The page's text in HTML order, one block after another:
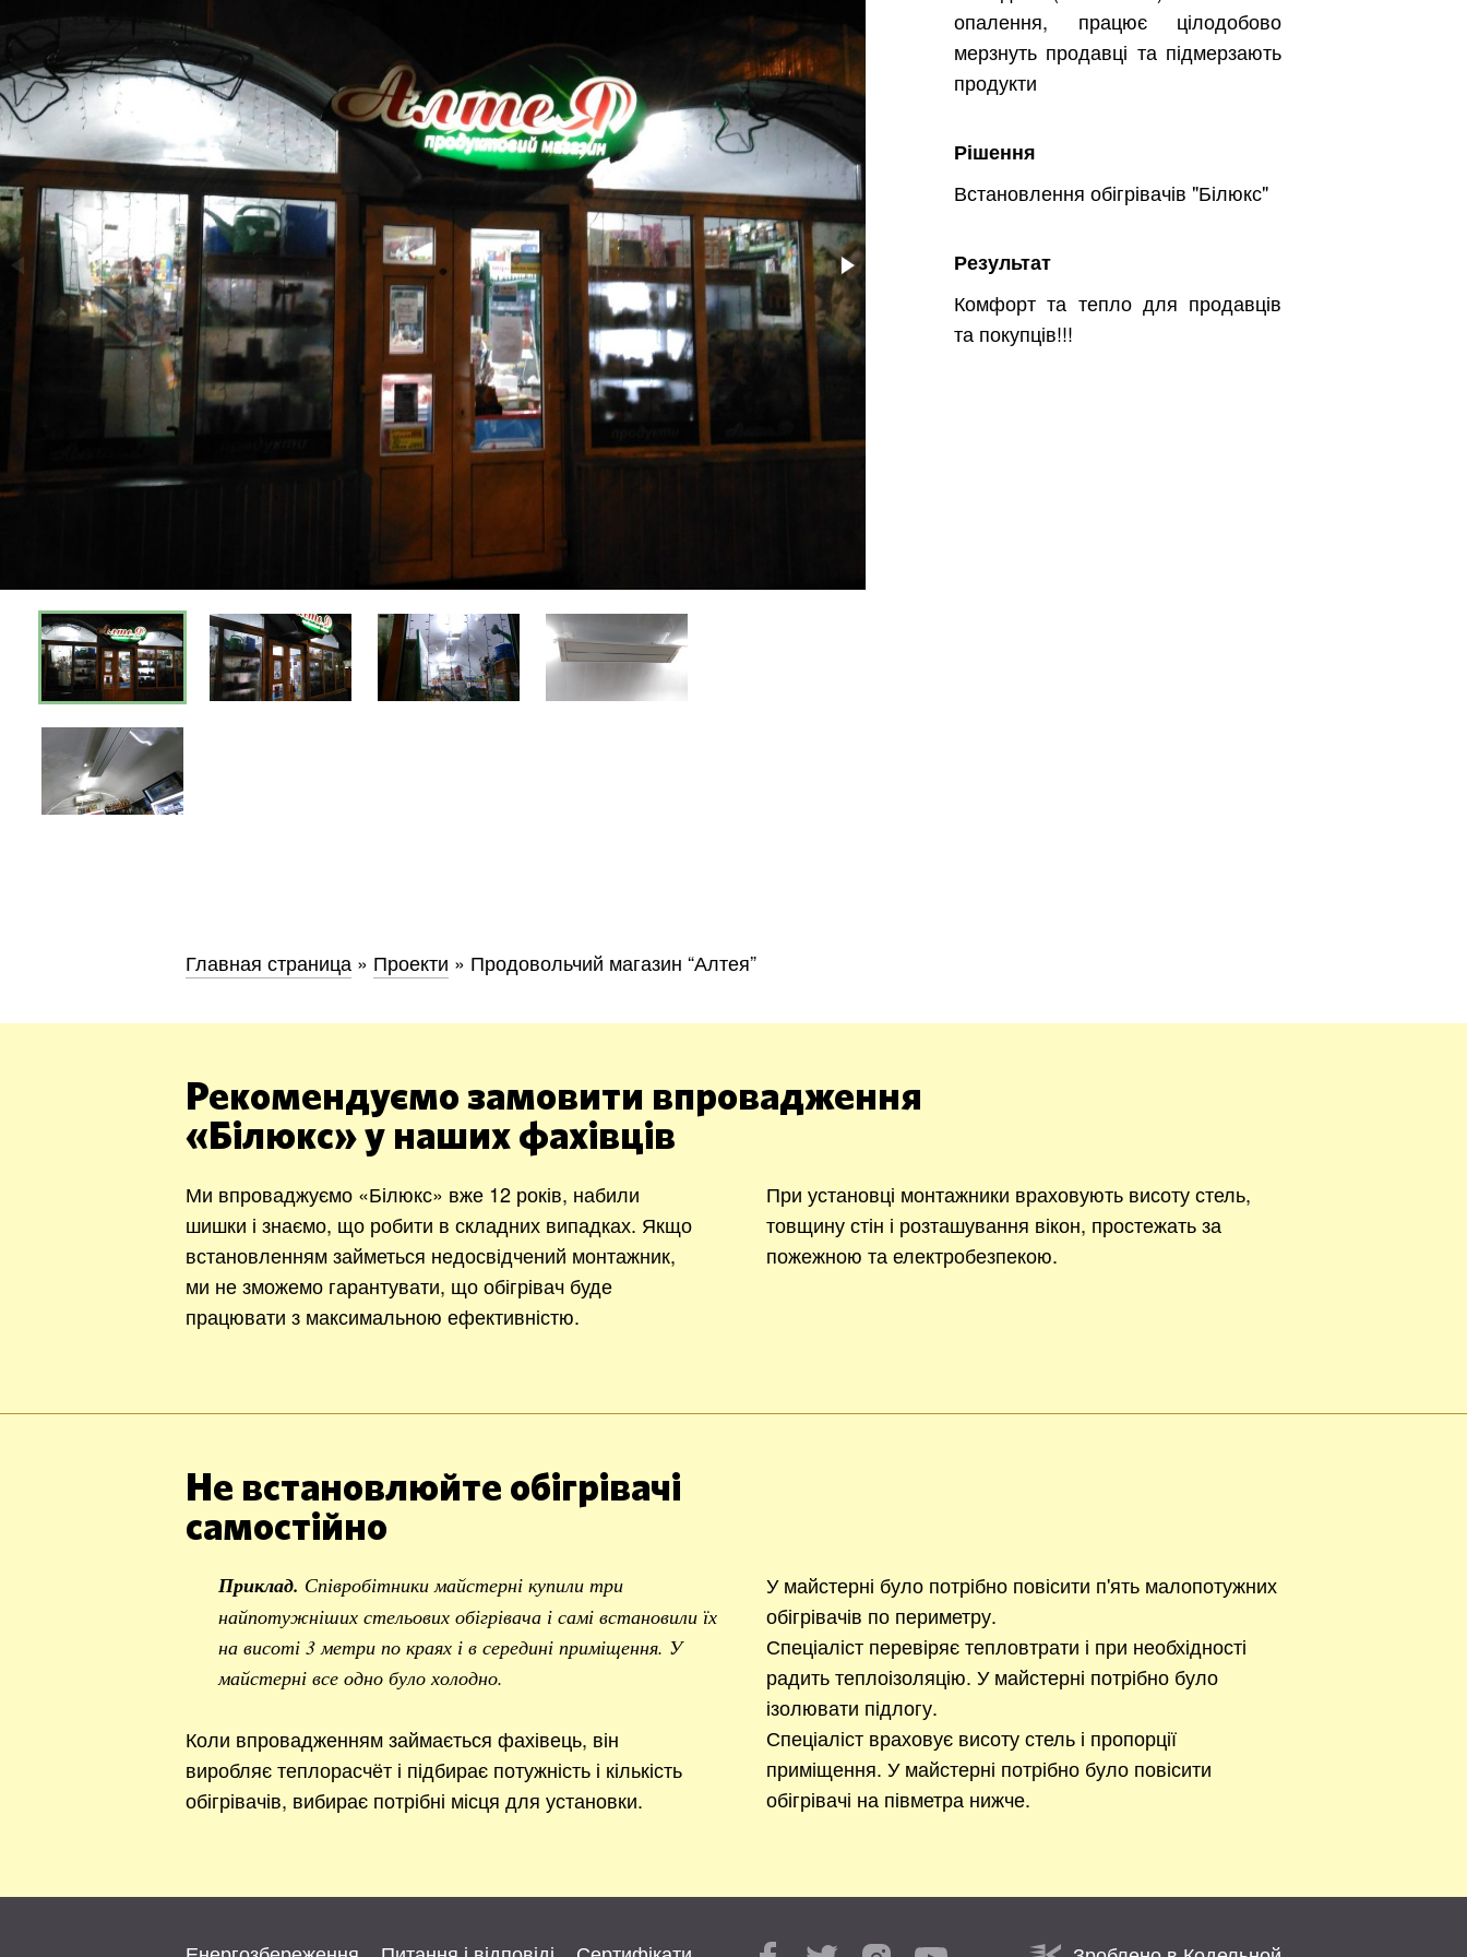
опалення, працює цілодобово
мерзнуть продавці та підмерзають
продукти
Рішення
Встановлення обігрівачів "Білюкс"
Результат
Комфорт та тепло для продавців
та покупців!!!
Главная страница » Проекти » Продовольчий магазин “Алтея”
Рекомендуємо замовити впровадження
«Білюкс» у наших фахівців
Ми впроваджуємо «Білюкс» вже 12 років, набили
шишки і знаємо, що робити в складних випадках. Якщо
встановленням займеться недосвідчений монтажник,
ми не зможемо гарантувати, що обігрівач буде
працювати з максимальною ефективністю.
При установці монтажники враховують висоту стель,
товщину стін і розташування вікон, простежать за
пожежною та електробезпекою.
Не встановлюйте обігрівачі
самостійно
Приклад. Співробітники майстерні купили три
найпотужніших стельових обігрівача і самі встановили їх
на висоті 3 метри по краях і в середині приміщення. У
майстерні все одно було холодно.
Коли впровадженням займається фахівець, він
виробляє теплорасчёт і підбирає потужність і кількість
обігрівачів, вибирає потрібні місця для установки.
У майстерні було потрібно повісити п'ять малопотужних
обігрівачів по периметру.
Спеціаліст перевіряє тепловтрати і при необхідності
радить теплоізоляцію. У майстерні потрібно було
ізолювати підлогу.
Спеціаліст враховує висоту стель і пропорції
приміщення. У майстерні потрібно було повісити
обігрівачі на півметра нижче.